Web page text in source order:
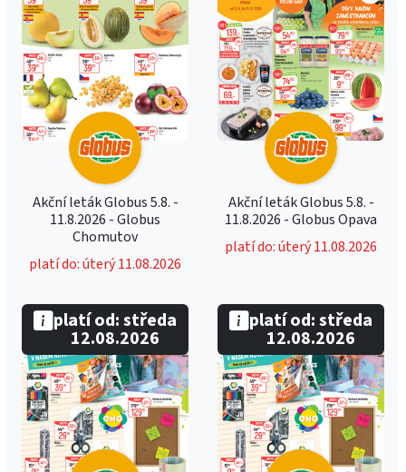
Akční leták Globus 5.8. -
11.8.2026 - Globus
Chomutov
platí do: úterý 11.08.2026
Akční leták Globus 5.8. -
11.8.2026 - Globus Opava
platí do: úterý 11.08.2026
platí od: středa
12.08.2026
platí od: středa
12.08.2026